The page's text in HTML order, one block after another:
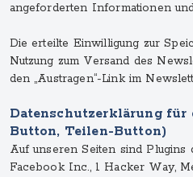
angeforderten Informationen
Die erteilte Einwilligung zur
Nutzung zum Versand des
den „Austragen“-Link im
Datenschutzerklärung
Button, Teilen-Button)
Auf unseren Seiten sind
Facebook Inc., 1 Hacker Way,